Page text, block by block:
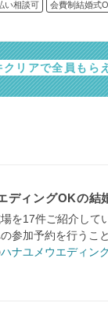
い相談可 会費制結婚式
リアで全員もら
ディングOKの結
を17件ご紹介し
参加予約を行うこ
ハナユメウエディン